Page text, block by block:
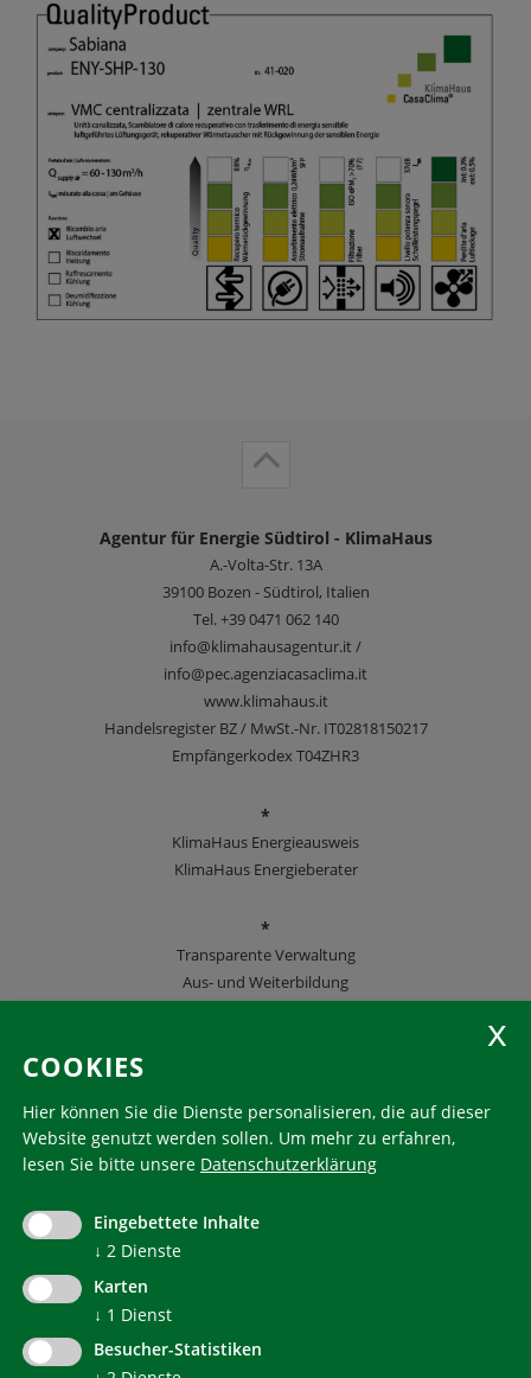
Agentur für Energie Südtirol - KlimaHaus
A.-Volta-Str. 13A
39100 Bozen - Südtirol, Italien
Tel.+39 0471 062 140
info@klimahausagentur.it /
info@pec.agenziacasaclima.it
www.klimahaus.it
Handelsregister BZ / MwSt.-Nr. IT02818150217
Empfängerkodex T04ZHR3
*
KlimaHaus Energieausweis
KlimaHaus Energieberater
*
Transparente Verwaltung
Aus- und Weiterbildung
KlimaHaus ist eine eingetragene Marke. Die Nutzung muss
communication@klimahausagentur.it
© 2022 Agentur für Energie Südtirol - KlimaHaus
COOKIES
Hier können Sie die Dienste personalisieren, die auf dieser
Website genutzt werden sollen. Um mehr zu erfahren,
lesen Sie bitte unsere Datenschutzerklärung
Eingebettete Inhalte
↓ 2 Dienste
Karten
↓ 1 Dienst
Besucher-Statistiken